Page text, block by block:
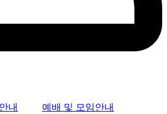
내 예배 및 모임안내